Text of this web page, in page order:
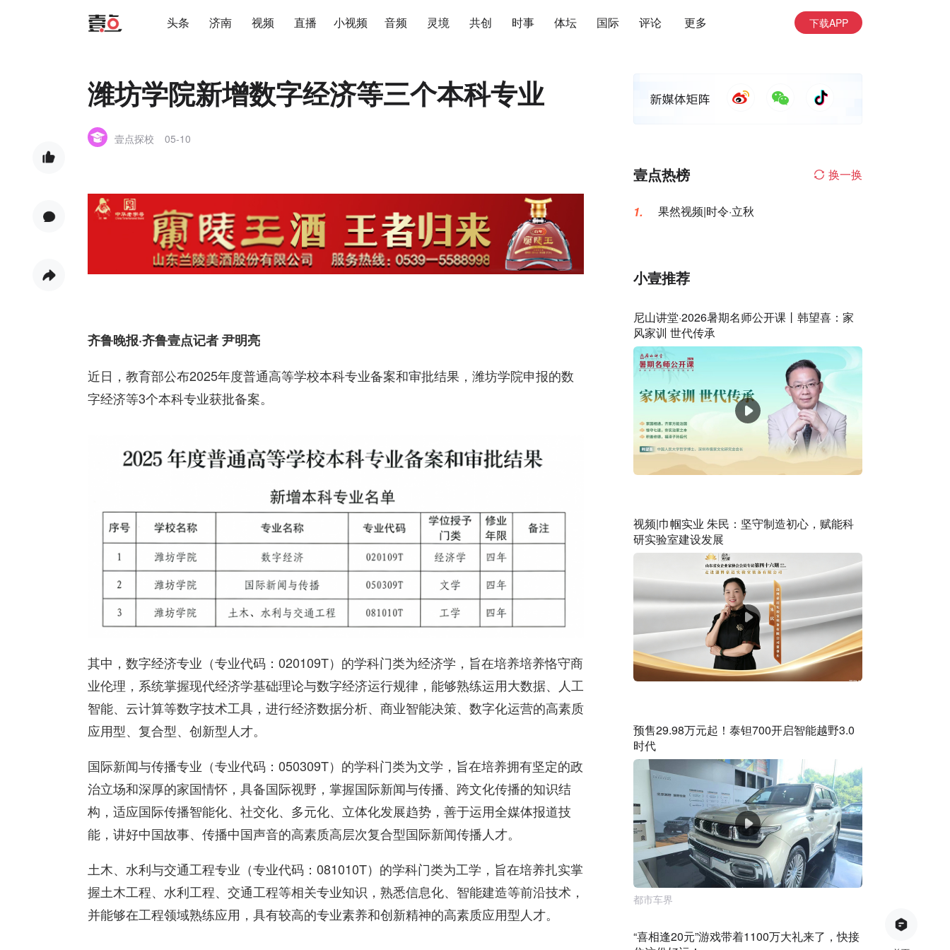
头条 济南 视频 直播 小视频 音频 灵境 共创 时事 体坛 国际 评论 更多 下载APP
潍坊学院新增数字经济等三个本科专业
壹点探校 05-10
齐鲁晚报·齐鲁壹点记者 尹明亮
近日，教育部公布2025年度普通高等学校本科专业备案和审批结果，潍坊学院申报的数
字经济等3个本科专业获批备案。
其中，数字经济专业（专业代码：020109T）的学科门类为经济学，旨在培养培养恪守商
业伦理，系统掌握现代经济学基础理论与数字经济运行规律，能够熟练运用大数据、人工
智能、云计算等数字技术工具，进行经济数据分析、商业智能决策、数字化运营的高素质
应用型、复合型、创新型人才。
国际新闻与传播专业（专业代码：050309T）的学科门类为文学，旨在培养拥有坚定的政
治立场和深厚的家国情怀，具备国际视野，掌握国际新闻与传播、跨文化传播的知识结
构，适应国际传播智能化、社交化、多元化、立体化发展趋势，善于运用全媒体报道技
能，讲好中国故事、传播中国声音的高素质高层次复合型国际新闻传播人才。
土木、水利与交通工程专业（专业代码：081010T）的学科门类为工学，旨在培养扎实掌
握土木工程、水利工程、交通工程等相关专业知识，熟悉信息化、智能建造等前沿技术，
并能够在工程领域熟练应用，具有较高的专业素养和创新精神的高素质应用型人才。
壹点热榜 换一换
1. 果然视频|时令·立秋
小壹推荐
尼山讲堂·2026暑期名师公开课丨韩望喜：家
风家训 世代传承
视频|巾帼实业 朱民：坚守制造初心，赋能科
研实验室建设发展
预售29.98万元起！泰钽700开启智能越野3.0
时代
都市车界
“喜相逢20元”游戏带着1100万大礼来了，快接